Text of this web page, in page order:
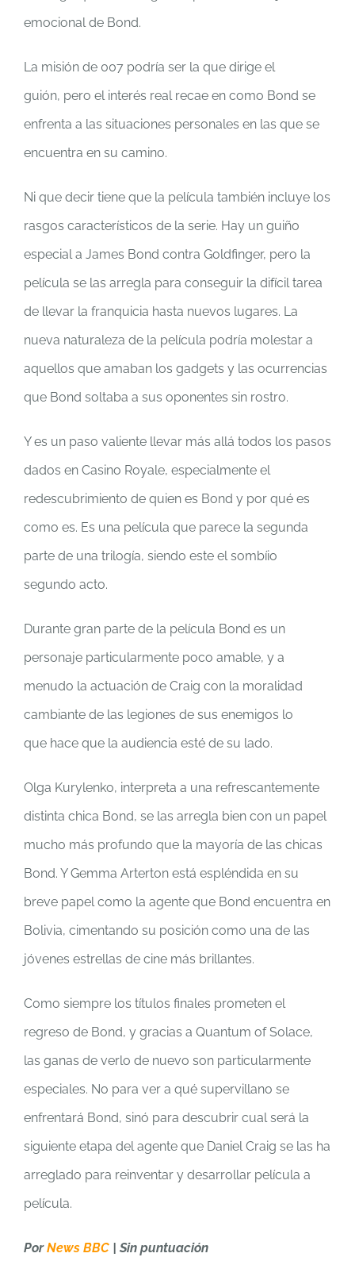
emocional de Bond.
La misión de 007 podría ser la que dirige el
guión, pero el interés real recae en como Bond se
enfrenta a las situaciones personales en las que se
encuentra en su camino.
Ni que decir tiene que la película también incluye los
rasgos característicos de la serie. Hay un guiño
especial a James Bond contra Goldfinger, pero la
película se las arregla para conseguir la difícil tarea
de llevar la franquicia hasta nuevos lugares. La
nueva naturaleza de la película podría molestar a
aquellos que amaban los gadgets y las ocurrencias
que Bond soltaba a sus oponentes sin rostro.
Y es un paso valiente llevar más allá todos los pasos
dados en Casino Royale, especialmente el
redescubrimiento de quien es Bond y por qué es
como es. Es una película que parece la segunda
parte de una trilogía, siendo este el sombíio
segundo acto.
Durante gran parte de la película Bond es un
personaje particularmente poco amable, y a
menudo la actuación de Craig con la moralidad
cambiante de las legiones de sus enemigos lo
que hace que la audiencia esté de su lado.
Olga Kurylenko, interpreta a una refrescantemente
distinta chica Bond, se las arregla bien con un papel
mucho más profundo que la mayoría de las chicas
Bond. Y Gemma Arterton está espléndida en su
breve papel como la agente que Bond encuentra en
Bolivia, cimentando su posición como una de las
jóvenes estrellas de cine más brillantes.
Como siempre los títulos finales prometen el
regreso de Bond, y gracias a Quantum of Solace,
las ganas de verlo de nuevo son particularmente
especiales. No para ver a qué supervillano se
enfrentará Bond, sinó para descubrir cual será la
siguiente etapa del agente que Daniel Craig se las ha
arreglado para reinventar y desarrollar película a
película.
PorNews BBC | Sin puntuación